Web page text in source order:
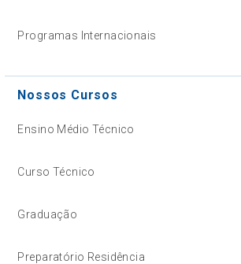
Programas Internacionais
Nossos Cursos
Ensino Médio Técnico
Curso Técnico
Graduação
Preparatório Residência